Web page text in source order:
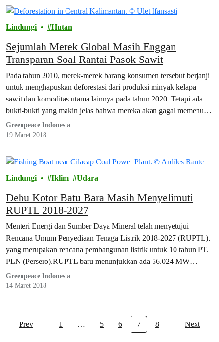
Lindungi Hutan
Sejumlah Merek Global Masih Enggan
Transparan Soal Rantai Pasok Sawit
Pada tahun 2010, merek-merek barang konsumen tersebut berjanji
untuk menghapuskan deforestasi dari produksi minyak kelapa
sawit dan komoditas utama lainnya pada tahun 2020. Tetapi ada
bukti-bukti yang makin jelas bahwa mereka akan gagal memenuhi
tenggat waktu tersebut, dengan konsekuensi berbahaya bagi iklim.
Greenpeace Indonesia
19 Maret 2018
Lindungi Iklim Udara
Debu Kotor Batu Bara Masih Menyelimuti
RUPTL 2018-2027
Menteri Energi dan Sumber Daya Mineral telah menyetujui
Rencana Umum Penyediaan Tenaga Listrik 2018-2027 (RUPTL),
yang merupakan rencana pembangunan listrik untuk 10 tahun PT.
PLN (Persero).RUPTL baru menunjukkan ada 56.024 MW
pembangkit listrik yang perlu dibangun, atau berkurang sejumlah
21.849 MW dibandingkan dengan RUPTL lama untuk
Greenpeace Indonesia
14 Maret 2018
Prev 1 … 5 6 7 8 Next